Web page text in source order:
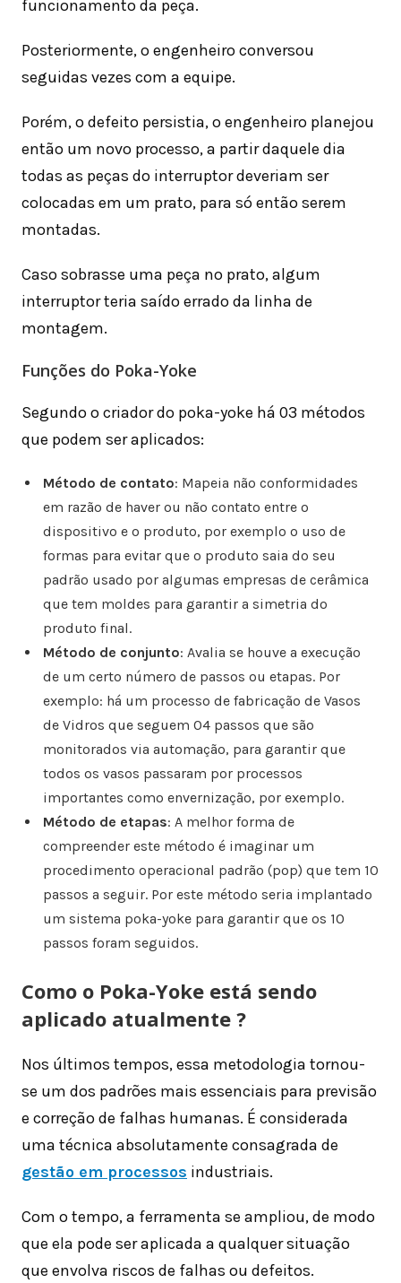
funcionamento da peça.
Posteriormente, o engenheiro conversou
seguidas vezes com a equipe.
Porém, o defeito persistia, o engenheiro planejou
então um novo processo, a partir daquele dia
todas as peças do interruptor deveriam ser
colocadas em um prato, para só então serem
montadas.
Caso sobrasse uma peça no prato, algum
interruptor teria saído errado da linha de
montagem.
Funções do Poka-Yoke
Segundo o criador do poka-yoke há 03 métodos
que podem ser aplicados:
Método de contato: Mapeia não conformidades
em razão de haver ou não contato entre o
dispositivo e o produto, por exemplo o uso de
formas para evitar que o produto saia do seu
padrão usado por algumas empresas de cerâmica
que tem moldes para garantir a simetria do
produto final.
Método de conjunto: Avalia se houve a execução
de um certo número de passos ou etapas. Por
exemplo: há um processo de fabricação de Vasos
de Vidros que seguem 04 passos que são
monitorados via automação, para garantir que
todos os vasos passaram por processos
importantes como envernização, por exemplo.
Método de etapas: A melhor forma de
compreender este método é imaginar um
procedimento operacional padrão (pop) que tem 10
passos a seguir. Por este método seria implantado
um sistema poka-yoke para garantir que os 10
passos foram seguidos.
Como o Poka-Yoke está sendo
aplicado atualmente ?
Nos últimos tempos, essa metodologia tornou-
se um dos padrões mais essenciais para previsão
e correção de falhas humanas. É considerada
uma técnica absolutamente consagrada de
gestão em processos industriais.
Com o tempo, a ferramenta se ampliou, de modo
que ela pode ser aplicada a qualquer situação
que envolva riscos de falhas ou defeitos.